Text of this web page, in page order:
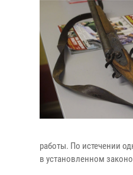
работы. По истечении
в установленном